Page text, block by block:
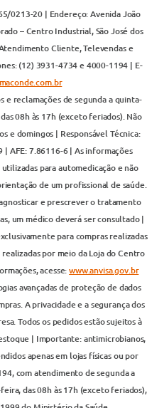
0213-20 | Endereço: Avenida João
– Centro Industrial, São José dos
Cliente, Televendas e
(12) 3931-4734 e 4000-1194 | E-
e reclamações de segunda a quinta-
08h às 17h (exceto feriados). Não
e domingos | Responsável Técnica:
| AFE: 7.86116-6 | As informações
para automedicação e não
de um profissional de saúde.
e prescrever o tratamento
um médico deverá ser consultado |
para compras realizadas
por meio da Loja do Centro
acesse:www.anvisa.gov.br
avançadas de proteção de dados
A privacidade e a segurança dos
Todos os pedidos estão sujeitos à
| Importante: antimicrobianos,
apenas em lojas físicas ou por
com atendimento de segunda a
das 08h às 17h (exceto feriados),